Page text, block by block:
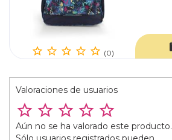
(0)
Valoraciones de usuarios
Aún no se ha valorado este producto.